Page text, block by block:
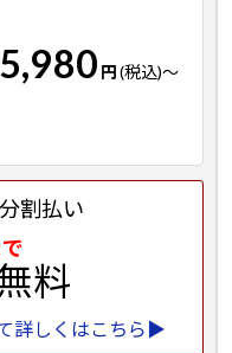
円(税込)～
割払い
料
詳しくはこちら▶